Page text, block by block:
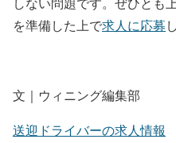
を準備した上で求人に応募
文｜ウィニング編集部
送迎ドライバーの求人情報